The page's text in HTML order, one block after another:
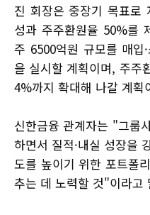
진 회장은 중장기 목표로
성과 주주환원율 50%를
주 6500억원 규모를 매입
을 실시할 계획이며, 주주
4%까지 확대해 나갈 계획
신한금융 관계자는 "그룹
하면서 질적·내실 성장을
도를 높이기 위한 포트폴
추는 데 노력할 것"이라고